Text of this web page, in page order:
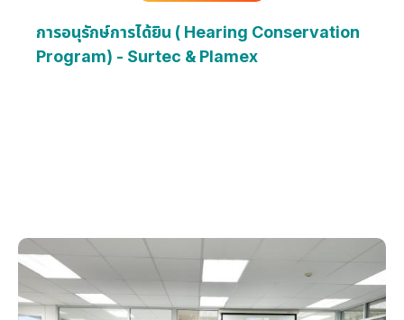
การอนุรักษ์การได้ยิน ( Hearing Conservation
Program) - Surtec & Plamex